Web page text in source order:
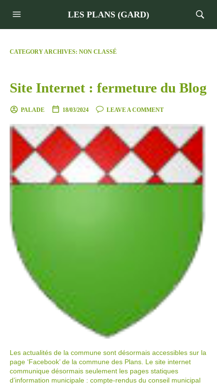
LES PLANS (GARD)
CATEGORY ARCHIVES: NON CLASSÉ
Site Internet : fermeture du Blog
PALADE 18/03/2024 LEAVE A COMMENT
Les actualités de la commune sont désormais accessibles sur la
page ‘Facebook’ de la commune des Plans. Le site internet
communique désormais seulement les pages statiques
d’information municipale : compte-rendus du conseil municipal